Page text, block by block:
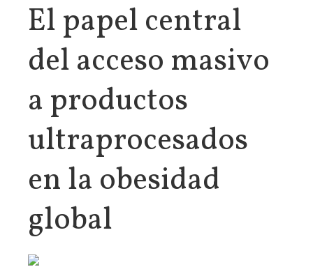
El papel central
del acceso masivo
a productos
ultraprocesados
en la obesidad
global